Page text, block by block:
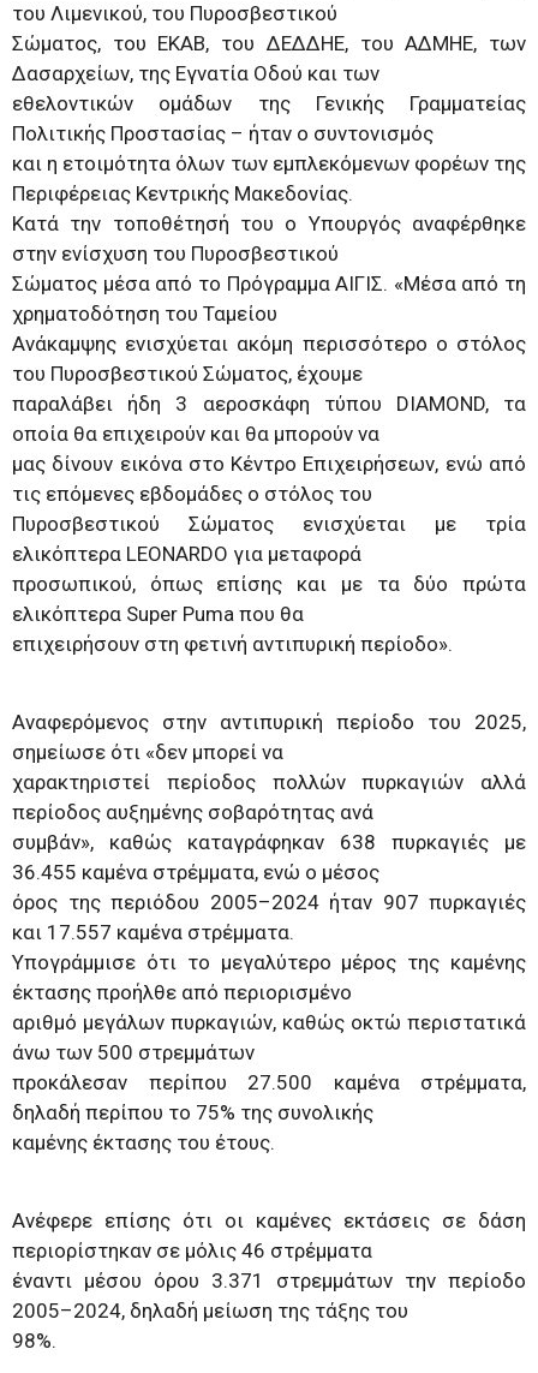
του Λιμενικού, του Πυροσβεστικού
Σώματος, του ΕΚΑΒ, του ΔΕΔΔΗΕ, του ΑΔΜΗΕ, των
Δασαρχείων, της Εγνατία Οδού και των
εθελοντικών ομάδων της Γενικής Γραμματείας
Πολιτικής Προστασίας – ήταν ο συντονισμός
και η ετοιμότητα όλων των εμπλεκόμενων φορέων της
Περιφέρειας Κεντρικής Μακεδονίας.
Κατά την τοποθέτησή του ο Υπουργός αναφέρθηκε
στην ενίσχυση του Πυροσβεστικού
Σώματος μέσα από το Πρόγραμμα ΑΙΓΙΣ. «Μέσα από τη
χρηματοδότηση του Ταμείου
Ανάκαμψης ενισχύεται ακόμη περισσότερο ο στόλος
του Πυροσβεστικού Σώματος, έχουμε
παραλάβει ήδη 3 αεροσκάφη τύπου DIAMOND, τα
οποία θα επιχειρούν και θα μπορούν να
μας δίνουν εικόνα στο Κέντρο Επιχειρήσεων, ενώ από
τις επόμενες εβδομάδες ο στόλος του
Πυροσβεστικού Σώματος ενισχύεται με τρία
ελικόπτερα LEONARDO για μεταφορά
προσωπικού, όπως επίσης και με τα δύο πρώτα
ελικόπτερα Super Puma που θα
επιχειρήσουν στη φετινή αντιπυρική περίοδο».
Αναφερόμενος στην αντιπυρική περίοδο του 2025,
σημείωσε ότι «δεν μπορεί να
χαρακτηριστεί περίοδος πολλών πυρκαγιών αλλά
περίοδος αυξημένης σοβαρότητας ανά
συμβάν», καθώς καταγράφηκαν 638 πυρκαγιές με
36.455 καμένα στρέμματα, ενώ ο μέσος
όρος της περιόδου 2005–2024 ήταν 907 πυρκαγιές
και 17.557 καμένα στρέμματα.
Υπογράμμισε ότι το μεγαλύτερο μέρος της καμένης
έκτασης προήλθε από περιορισμένο
αριθμό μεγάλων πυρκαγιών, καθώς οκτώ περιστατικά
άνω των 500 στρεμμάτων
προκάλεσαν περίπου 27.500 καμένα στρέμματα,
δηλαδή περίπου το 75% της συνολικής
καμένης έκτασης του έτους.
Ανέφερε επίσης ότι οι καμένες εκτάσεις σε δάση
περιορίστηκαν σε μόλις 46 στρέμματα
έναντι μέσου όρου 3.371 στρεμμάτων την περίοδο
2005–2024, δηλαδή μείωση της τάξης του
98%.